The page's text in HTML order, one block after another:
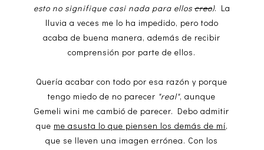
esto no signifique casi nada para ellos creo). La
lluvia a veces me lo ha impedido, pero todo
acaba de buena manera, además de recibir
comprensión por parte de ellos.
Quería acabar con todo por esa razón y porque
tengo miedo de no parecer "real", aunque
Gemeli wini me cambió de parecer. Debo admitir
que me asusta lo que piensen los demás de mí,
que se lleven una imagen errónea. Con los